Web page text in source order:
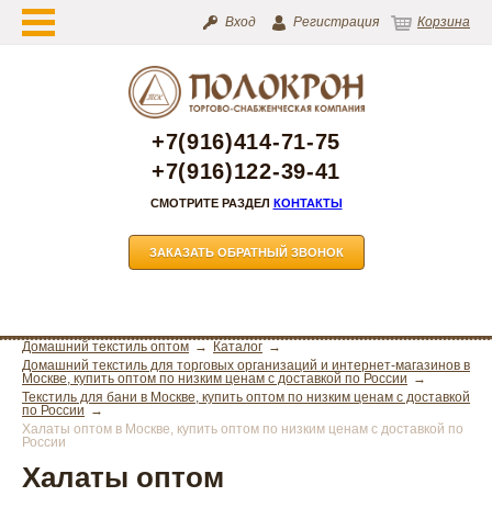
Вход Регистрация Корзина
+7(916)414-71-75
+7(916)122-39-41
СМОТРИТЕ РАЗДЕЛ КОНТАКТЫ
ЗАКАЗАТЬ ОБРАТНЫЙ ЗВОНОК
Домашний текстиль оптом
Каталог
Домашний текстиль для торговых организаций и интернет-магазинов в
Москве, купить оптом по низким ценам с доставкой по России
Текстиль для бани в Москве, купить оптом по низким ценам с доставкой
по России
Халаты оптом в Москве, купить оптом по низким ценам с доставкой по
России
Халаты оптом